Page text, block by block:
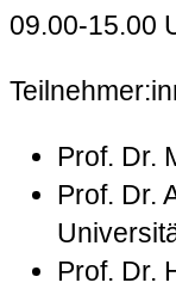
09.00-15.00
Prof. Dr.
Prof. Dr.
Prof. Dr.